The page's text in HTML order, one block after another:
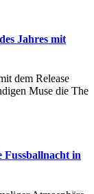
Jahres mit
dem Release
Muse die The
Fussballnacht in